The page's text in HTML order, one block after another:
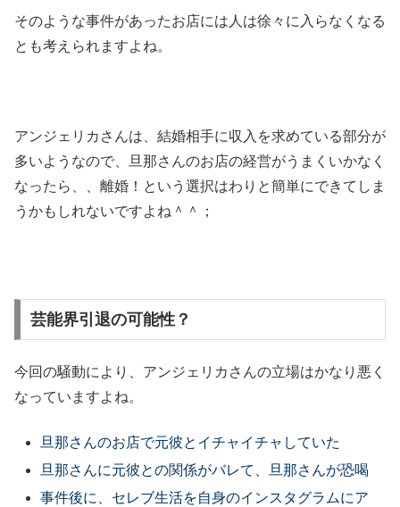
そのような事件があったお店には人は徐々に入らなくなる
とも考えられますよね。
アンジェリカさんは、結婚相手に収入を求めている部分が
多いようなので、旦那さんのお店の経営がうまくいかなく
なったら、、離婚！という選択はわりと簡単にできてしま
うかもしれないですよね＾＾；
芸能界引退の可能性？
今回の騒動により、アンジェリカさんの立場はかなり悪く
なっていますよね。
旦那さんのお店で元彼とイチャイチャしていた
旦那さんに元彼との関係がバレて、旦那さんが恐喝
事件後に、セレブ生活を自身のインスタグラムにア